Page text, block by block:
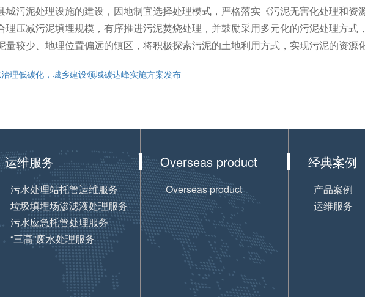
泥处理设施的建设，因地制宜选择处理模式，严格落实《污泥无害化处理和资
理压减污泥填埋规模，有序推进污泥焚烧处理，并鼓励采用多元化的污泥处理方式
量较少、地理位置偏远的镇区，将积极探索污泥的土地利用方式，实现污泥的资源
理低碳化，城乡建设领域碳达峰实施方案发布
运维服务
污水处理站托管运维服务
垃圾填埋场渗滤液处理服务
污水应急托管处理服务
“三高”废水处理服务
Overseas product
Overseas product
经典案例
产品案例
运维服务